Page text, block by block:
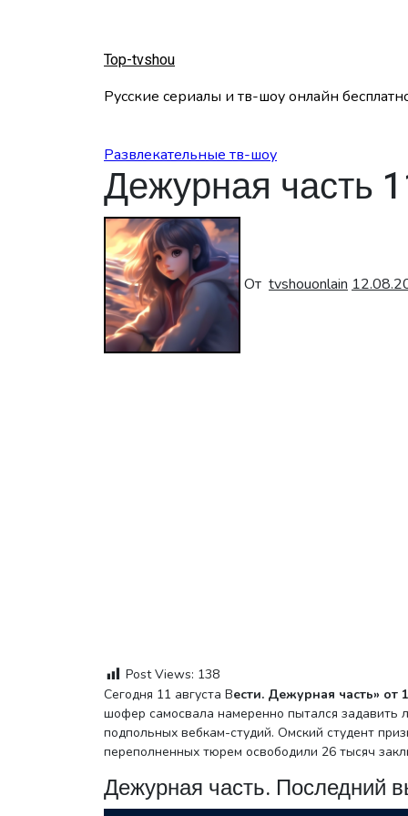
Top-tvshou
Русские сериалы и тв-шоу онлайн
Развлекательные тв-шоу
Дежурная часть
От tvshouonlain
Post Views: 138
Сегодня 11 августа Вести. Дежурная часть» от
шофер самосвала намеренно пытался задавить
подпольных вебкам-студий. Омский студент
переполненных тюрем освободили 26 тысяч
Дежурная часть. Последний